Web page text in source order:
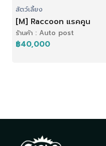
สัตว์เลี้ยง
[M] Raccoon แรคคูน
ร้านค้า : Auto post
฿40,000